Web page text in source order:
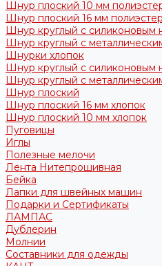
Шнур плоский 10 мм
Шнур плоский 16 мм полиэстер
Шнур круглый с силиконовым
Шнур круглый с
Шнурки хлопок
Шнур круглый с силиконовым
Шнур круглый с
Шнур плоский
Шнур плоский 16 мм хлопок
Шнур плоский 10 мм хлопок
Пуговицы
Иглы
Полезные мелочи
Лента Нитепрошивная
Бейка
Лапки для швейных машин
Подарки и Сертификаты
ЛАМПАС
Дублерин
Молнии
Составники для одежды